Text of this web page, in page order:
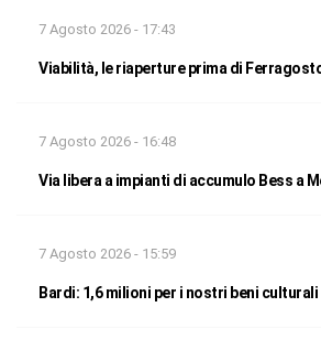
7 Agosto 2026 - 17:43
Viabilità, le riaperture prima di
7 Agosto 2026 - 16:48
Via libera a impianti di accumulo Bess a
7 Agosto 2026 - 15:59
Bardi: 1,6 milioni per i nostri beni culturali